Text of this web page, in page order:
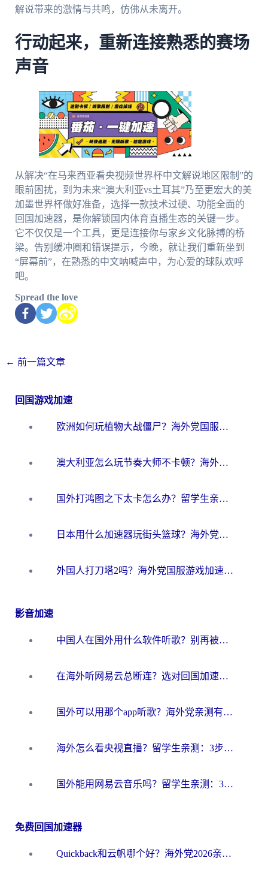
解说带来的激情与共鸣，仿佛从未离开。
行动起来，重新连接熟悉的赛场
声音
从解决“在马来西亚看央视频世界杯中文解说地区限制”的
眼前困扰，到为未来“澳大利亚vs土耳其”乃至更宏大的美
加墨世界杯做好准备，选择一款技术过硬、功能全面的
回国加速器，是你解锁国内体育直播生态的关键一步。
它不仅仅是一个工具，更是连接你与家乡文化脉搏的桥
梁。告别缓冲圈和错误提示，今晚，就让我们重新坐到
“屏幕前”，在熟悉的中文呐喊声中，为心爱的球队欢呼
吧。
Spread the love
← 前一篇文章
回国游戏加速
欧洲如何玩植物大战僵尸？海外党国服游戏加速避坑指南（附实测对比）
澳大利亚怎么玩节奏大师不卡顿？海外党国服游戏加速终极指南
国外打鸿图之下太卡怎么办？留学生亲测有效的国服游戏加速方案
日本用什么加速器玩街头篮球？海外党国服游戏不卡顿的终极攻略
外国人打刀塔2吗？海外党国服游戏加速避坑全攻略
影音加速
中国人在国外用什么软件听歌？别再被地域限制卡脖子，这篇教你轻松解锁国内音乐库
在海外听网易云总断连？选对回国加速器，告别地区限制和卡顿
国外可以用那个app听歌？海外党亲测有效的回国加速方案，轻松听国内音乐听书
海外怎么看央视直播？留学生亲测：3步解决版权限制+追剧自由
国外能用网易云音乐吗？留学生亲测：3步解决海外听歌难题
免费回国加速器
Quickback和云帆哪个好？海外党2026亲测指南：选对加速器大陆工具，无缝刷国内剧玩国服